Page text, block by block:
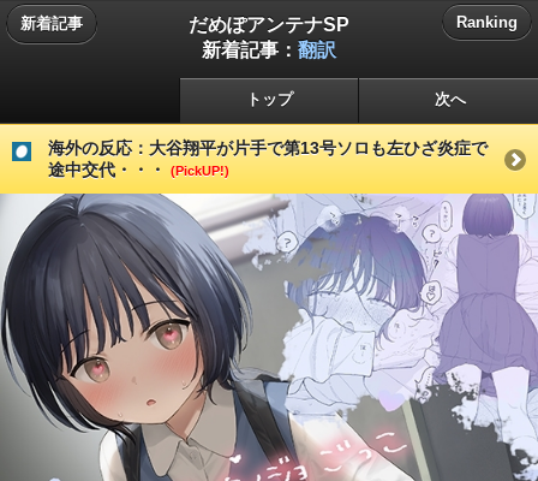
新着記事
だめぽアンテナSP
新着記事： 翻訳
Ranking
トップ 次へ
海外の反応：大谷翔平が片手で第13号ソロも左ひざ炎症で
途中交代・・・
(PickUP!)